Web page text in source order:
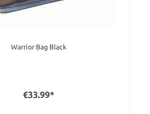
Warrior Bag Black
€33.99*